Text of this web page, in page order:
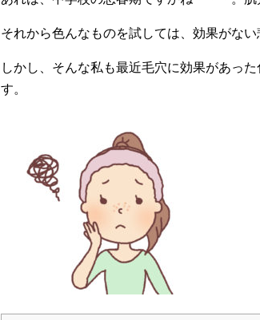
それから色んなものを試しては、効果がない
しかし、そんな私も最近毛穴に効果があっ
す。